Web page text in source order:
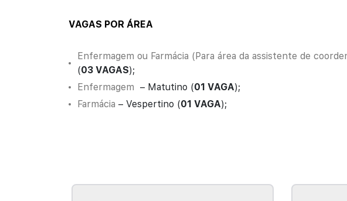
VAGAS POR ÁREA
Enfermagem ou Farmácia (Para área da assistente de
(03 VAGAS);
Enfermagem – Matutino (01 VAGA);
Farmácia – Vespertino (01 VAGA);